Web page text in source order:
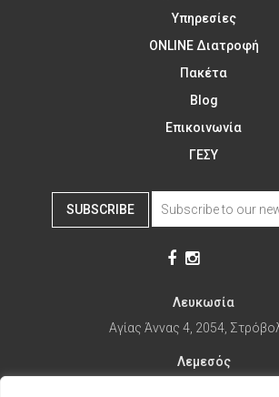
Υπηρεσίες
ONLINE Διατροφή
Πακέτα
Blog
Επικοινωνία
ΓΕΣΥ
SUBSCRIBE
Λευκωσία
Αγίας Άννας 4, 2054,
Λεμεσός